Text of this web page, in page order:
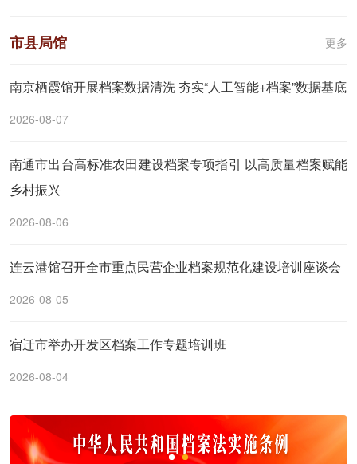
市县局馆 更多
南京栖霞馆开展档案数据清洗 夯实“人工智能+档案”数据基底
2026-08-07
南通市出台高标准农田建设档案专项指引 以高质量档案赋能
乡村振兴
2026-08-06
连云港馆召开全市重点民营企业档案规范化建设培训座谈会
2026-08-05
宿迁市举办开发区档案工作专题培训班
2026-08-04